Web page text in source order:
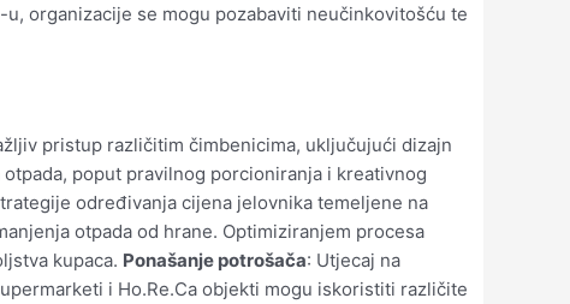
organizacije se mogu pozabaviti neučinkovitošću te
pristup različitim čimbenicima, uključujući dizajn
poput pravilnog porcioniranja i kreativnog
određivanja cijena jelovnika temeljene na
otpada od hrane. Optimiziranjem procesa
kupaca. Ponašanje potrošača: Utjecaj na
i Ho.Re.Ca objekti mogu iskoristiti različite